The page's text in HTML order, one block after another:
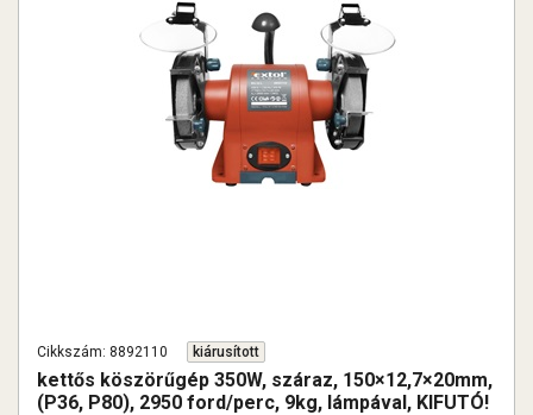
Cikkszám: 8892110 kiárusított
kettős köszörűgép 350W, száraz, 150×12,7×20mm,
(P36, P80), 2950 ford/perc, 9kg, lámpával, KIFUTÓ!